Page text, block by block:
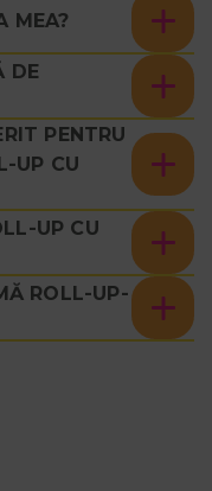
MEA?
DE
PENTRU
UP CU
UP CU
ROLL-UP-